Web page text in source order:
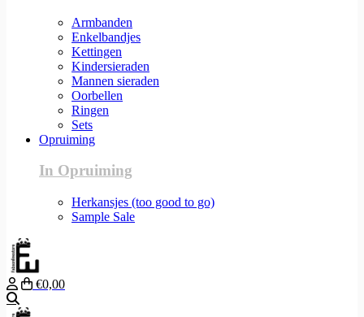
Armbanden
Enkelbandjes
Kettingen
Kindersieraden
Mannen sieraden
Oorbellen
Ringen
Sets
Opruiming
In Opruiming
Herkansjes (too good to go)
Sample Sale
€0,00